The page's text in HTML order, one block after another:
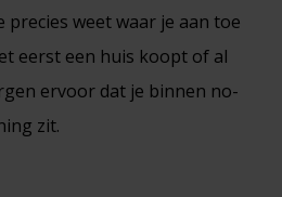
precies weet waar je aan toe
eerst een huis koopt of al
ervoor dat je binnen no-
zit.